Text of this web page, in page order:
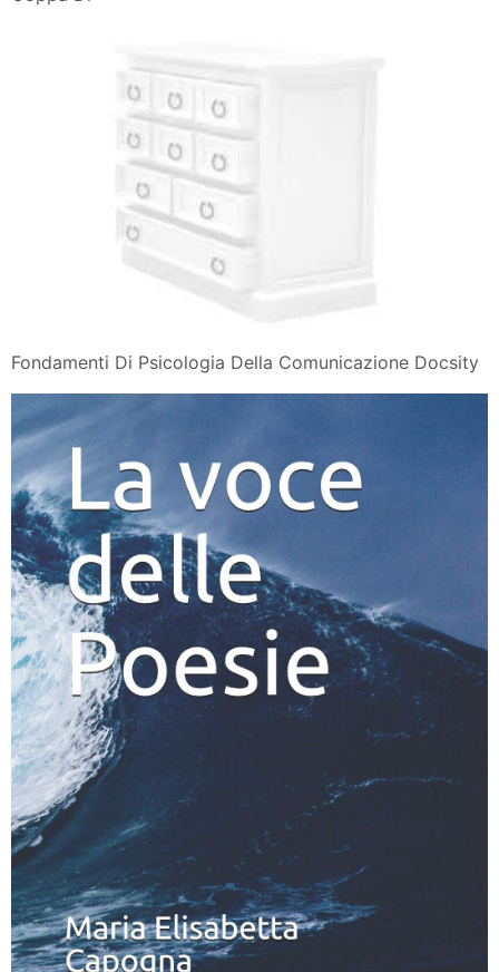
Fondamenti Di Psicologia Della Comunicazione Docsity